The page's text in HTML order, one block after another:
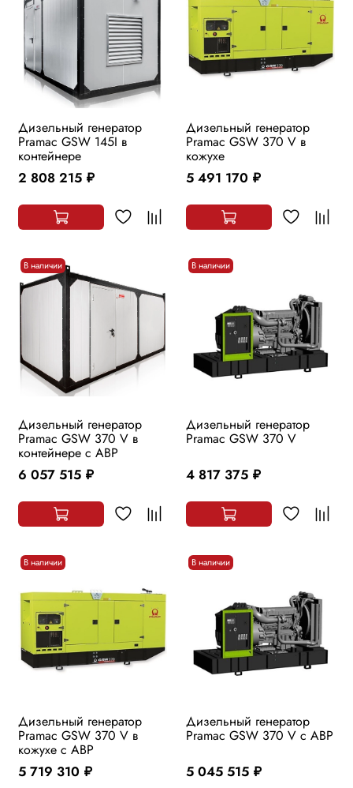
Дизельный генератор
Pramac GSW 145I в
контейнере
2 808 215 руб.
Дизельный генератор
Pramac GSW 370 V в
кожухе
5 491 170 руб.
В наличии
Дизельный генератор
Pramac GSW 370 V в
контейнере с АВР
6 057 515 руб.
В наличии
Дизельный генератор
Pramac GSW 370 V
4 817 375 руб.
В наличии
Дизельный генератор
Pramac GSW 370 V в
кожухе с АВР
5 719 310 руб.
В наличии
Дизельный генератор
Pramac GSW 370 V с АВР
5 045 515 руб.